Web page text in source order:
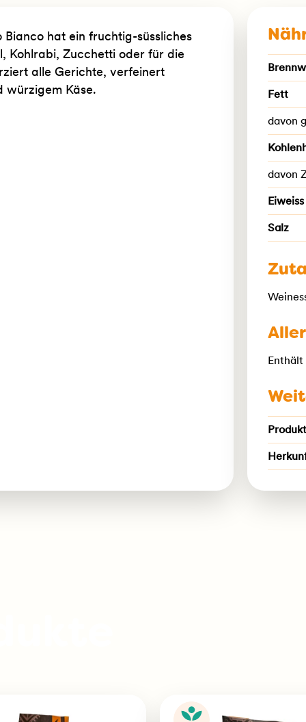
hat ein fruchtig-süssliches
Kohlrabi, Zucchetti oder für die
alle Gerichte, verfeinert
würzigem Käse.
Fett
davon
davon
Eiweiss
Salz
Enthält